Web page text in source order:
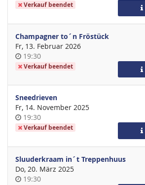
Verkauf beendet
Champagner to´n Fröstück
Fr, 13. Februar 2026
Uhrzeit
19:30
Verkauf beendet
Sneedrieven
Fr, 14. November 2025
Uhrzeit
19:30
Verkauf beendet
Sluuderkraam in´t Treppenhuus
Do, 20. März 2025
Uhrzeit
19:30